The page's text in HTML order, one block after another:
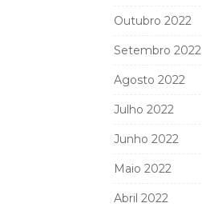
Outubro 2022
Setembro 2022
Agosto 2022
Julho 2022
Junho 2022
Maio 2022
Abril 2022